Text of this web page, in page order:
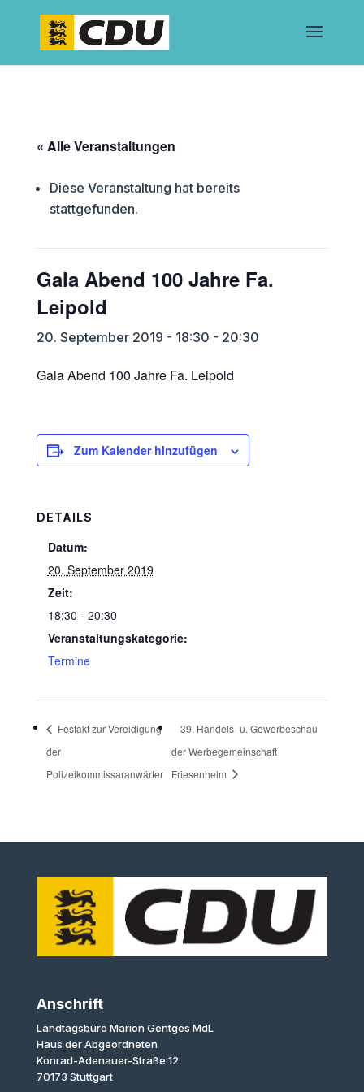
« Alle Veranstaltungen
Diese Veranstaltung hat bereits
stattgefunden.
Gala Abend 100 Jahre Fa.
Leipold
20. September 2019 - 18:30 - 20:30
Gala Abend 100 Jahre Fa. Leipold
Zum Kalender hinzufügen
DETAILS
Datum:
20. September 2019
Zeit:
18:30 - 20:30
Veranstaltungskategorie:
Termine
Festakt zur Vereidigung
der
Polizeikommissaranwärter
39. Handels- u. Gewerbeschau
der Werbegemeinschaft
Friesenheim
Anschrift
Landtagsbüro Marion Gentges MdL
Haus der Abgeordneten
Konrad-Adenauer-Straße 12
70173 Stuttgart